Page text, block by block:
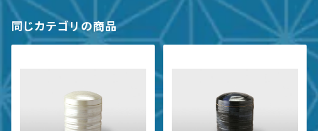
同じカテゴリの商品